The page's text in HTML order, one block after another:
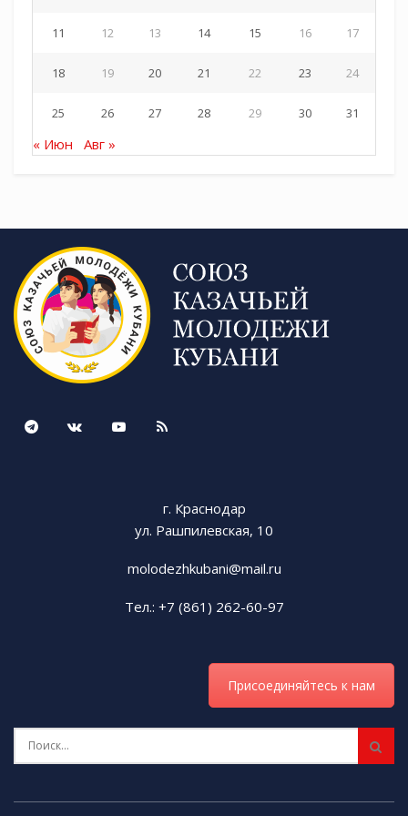
Tags: СКМК
11 12 13 14 15 16 17
18 19 20 21 22 23 24
25 26 27 28 29 30 31
« Июн Авг »
г. Краснодар
ул. Рашпилевская, 10
molodezhkubani@mail.ru
Тел.: +7 (861) 262-60-97
Присоединяйтесь к нам